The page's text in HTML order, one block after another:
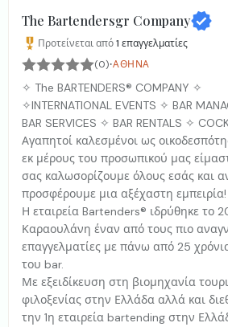
The Bartendersgr Company
Προτείνεται από1 επαγγελματίες
(0)·ΑΘΉΝΑ
✧ The BARTENDERS® COMPANY ✧
✧INTERNATIONAL EVENTS ✧ BAR
BAR SERVICES ✧ BAR RENTALS ✧
Αγαπητοί καλεσμένοι ως
εκ μέρους του προσωπικού μας
σας καλωσορίζουμε όλους εσάς και
προσφέρουμε μια αξέχαστη εμπειρία!
Η εταιρεία Bartenders® ιδρύθηκε το
Καραουλάνη έναν από τους πιο
επαγγελματίες με πάνω από 25
του bar.
Με εξειδίκευση στη βιομηχανία
φιλοξενίας στην Ελλάδα αλλά και
την 1η εταιρεία bartending στην